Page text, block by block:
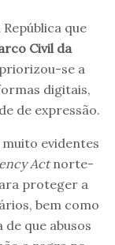
que
Civil da
se a
digitais,
de expressão.
evidentes
Actnorte-
proteger a
bem como
que abusos